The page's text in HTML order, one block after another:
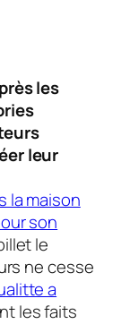
les
leur
la maison
son
le
ne cesse
a
les faits